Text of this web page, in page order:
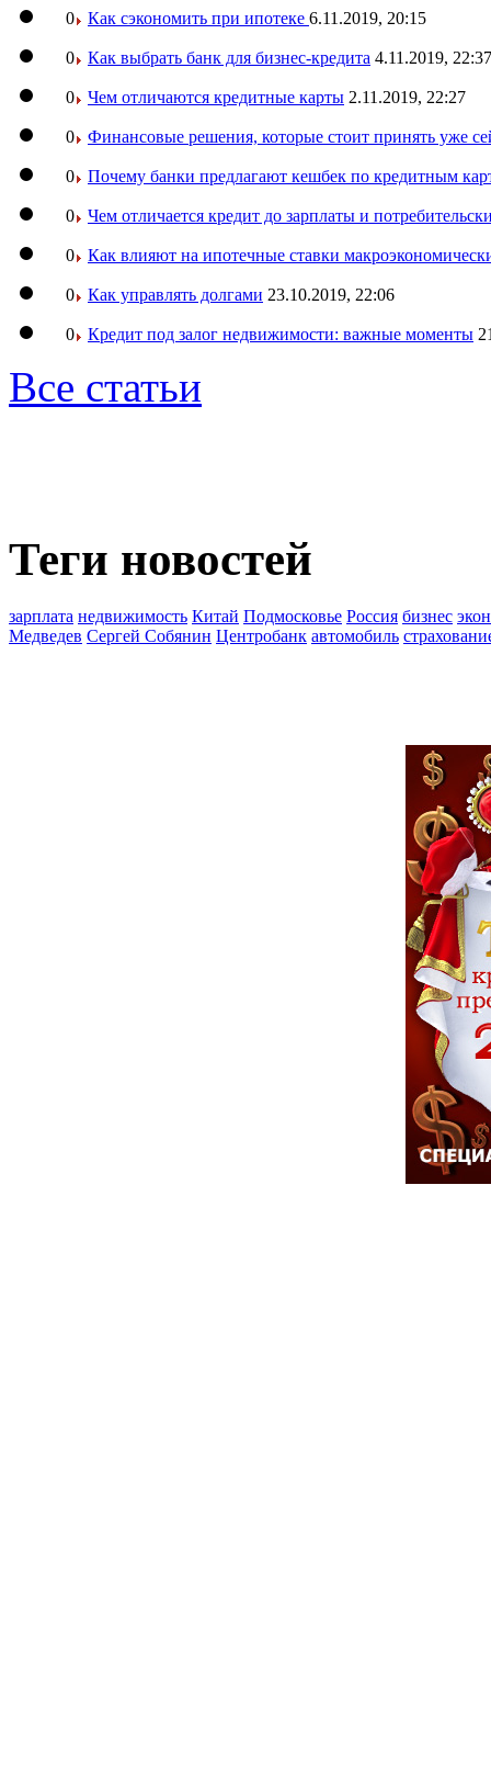
0 Как сэкономить при ипотеке 6.11.2019, 20:15
0 Как выбрать банк для бизнес-кредита 4.11.2019, 22:37
0 Чем отличаются кредитные карты 2.11.2019, 22:27
0 Финансовые решения, которые стоит принять уже
0 Почему банки предлагают кешбек по кредитным
0 Чем отличается кредит до зарплаты и
0 Как влияют на ипотечные ставки
0 Как управлять долгами 23.10.2019, 22:06
0 Кредит под залог недвижимости: важные моменты
Все статьи
Теги новостей
зарплата недвижимость Китай Подмосковье Россия бизнес
Медведев Сергей Собянин Центробанк автомобиль